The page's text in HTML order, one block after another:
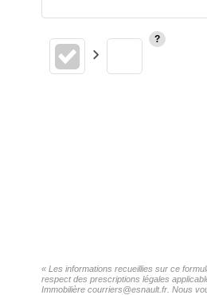
« Les informations recueillies sur ce
respect des prescriptions légales
Immobilière courriers@esnault.fr. Nous